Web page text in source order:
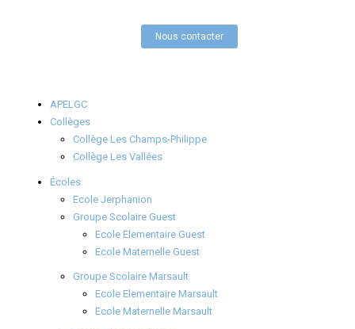
Nous contacter
APELGC
Collèges
Collège Les Champs-Philippe
Collège Les Vallées
Écoles
Ecole Jerphanion
Groupe Scolaire Guest
Ecole Elementaire Guest
Ecole Maternelle Guest
Groupe Scolaire Marsault
Ecole Elementaire Marsault
Ecole Maternelle Marsault